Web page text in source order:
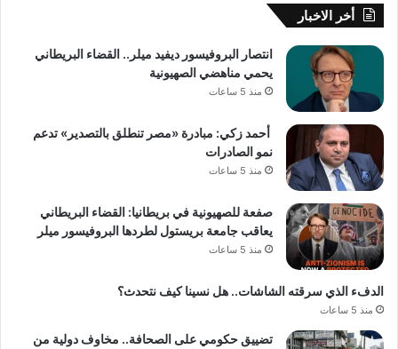
أخر الاخبار
انتصار البروفيسور ديفيد ميلر.. القضاء البريطاني
يحمي مناهضي الصهيونية
منذ 5 ساعات
أحمد زكي: مبادرة «مصر تنطلق بالتصدير» تدعم
نمو الصادرات
منذ 5 ساعات
صفعة للصهيونية في بريطانيا: القضاء البريطاني
يعاقب جامعة بريستول لطردها البروفيسور ميلر
منذ 5 ساعات
الدفء الذي سرقته الشاشات.. هل نسينا كيف نتحدث؟
منذ 5 ساعات
تضييق حكومي على الصحافة.. مخاوف دولية من